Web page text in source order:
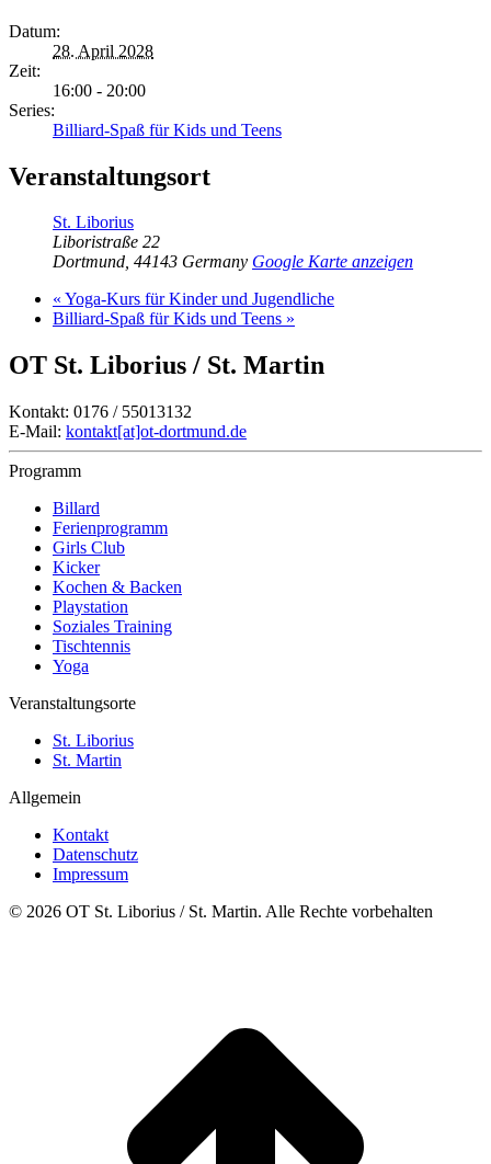
Datum:
28. April 2028
Zeit:
16:00 - 20:00
Series:
Billiard-Spaß für Kids und Teens
Veranstaltungsort
St. Liborius
Liboristraße 22
Dortmund, 44143 Germany Google Karte anzeigen
« Yoga-Kurs für Kinder und Jugendliche
Billiard-Spaß für Kids und Teens »
OT St. Liborius / St. Martin
Kontakt: 0176 / 55013132
E-Mail: kontakt[at]ot-dortmund.de
Programm
Billard
Ferienprogramm
Girls Club
Kicker
Kochen & Backen
Playstation
Soziales Training
Tischtennis
Yoga
Veranstaltungsorte
St. Liborius
St. Martin
Allgemein
Kontakt
Datenschutz
Impressum
© 2026 OT St. Liborius / St. Martin. Alle Rechte vorbehalten